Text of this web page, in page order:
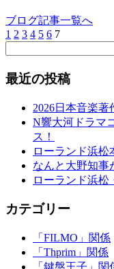
ブログ記事一覧へ
1 2 3 4 5 6 7
最近の投稿
2026日本音楽
N響大河ドラマ
ス！
ローランド浜
なんと大野知事
ローランド浜松
カテゴリー
「FILMO」関係
「Thprim」関係